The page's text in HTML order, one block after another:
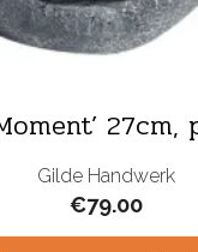
Gilde Handwerk
€79.00